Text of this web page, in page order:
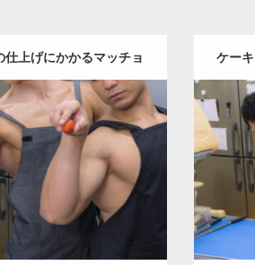
仕上げにかかるマッチョ
(縦型写真)
2023.02.11
キ屋さんのマッチョ オレ
AKIHITO(細マッチョ)
筋)
大胸筋 和白 (福岡)
ケー
ンジの
ダウン